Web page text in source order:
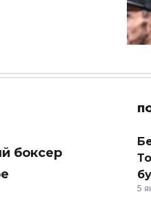
боксер
5